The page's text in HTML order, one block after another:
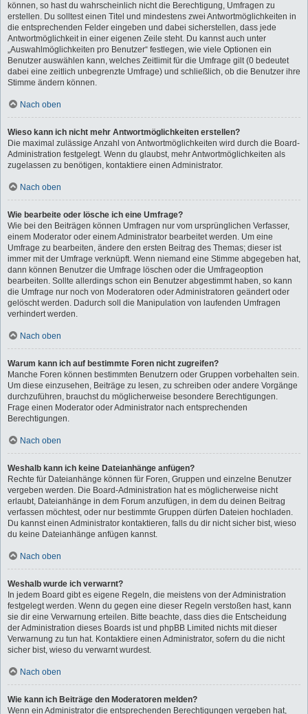
können, so hast du wahrscheinlich nicht die Berechtigung, Umfragen zu
erstellen. Du solltest einen Titel und mindestens zwei Antwortmöglichkeiten in
die entsprechenden Felder eingeben und dabei sicherstellen, dass jede
Antwortmöglichkeit in einer eigenen Zeile steht. Du kannst auch unter
„Auswahlmöglichkeiten pro Benutzer“ festlegen, wie viele Optionen ein
Benutzer auswählen kann, welches Zeitlimit für die Umfrage gilt (0 bedeutet
dabei eine zeitlich unbegrenzte Umfrage) und schließlich, ob die Benutzer ihre
Stimme ändern können.
Nach oben
Wieso kann ich nicht mehr Antwortmöglichkeiten erstellen?
Die maximal zulässige Anzahl von Antwortmöglichkeiten wird durch die Board-
Administration festgelegt. Wenn du glaubst, mehr Antwortmöglichkeiten als
zugelassen zu benötigen, kontaktiere einen Administrator.
Nach oben
Wie bearbeite oder lösche ich eine Umfrage?
Wie bei den Beiträgen können Umfragen nur vom ursprünglichen Verfasser,
einem Moderator oder einem Administrator bearbeitet werden. Um eine
Umfrage zu bearbeiten, ändere den ersten Beitrag des Themas; dieser ist
immer mit der Umfrage verknüpft. Wenn niemand eine Stimme abgegeben hat,
dann können Benutzer die Umfrage löschen oder die Umfrageoption
bearbeiten. Sollte allerdings schon ein Benutzer abgestimmt haben, so kann
die Umfrage nur noch von Moderatoren oder Administratoren geändert oder
gelöscht werden. Dadurch soll die Manipulation von laufenden Umfragen
verhindert werden.
Nach oben
Warum kann ich auf bestimmte Foren nicht zugreifen?
Manche Foren können bestimmten Benutzern oder Gruppen vorbehalten sein.
Um diese einzusehen, Beiträge zu lesen, zu schreiben oder andere Vorgänge
durchzuführen, brauchst du möglicherweise besondere Berechtigungen.
Frage einen Moderator oder Administrator nach entsprechenden
Berechtigungen.
Nach oben
Weshalb kann ich keine Dateianhänge anfügen?
Rechte für Dateianhänge können für Foren, Gruppen und einzelne Benutzer
vergeben werden. Die Board-Administration hat es möglicherweise nicht
erlaubt, Dateianhänge in dem Forum anzufügen, in dem du deinen Beitrag
verfassen möchtest, oder nur bestimmte Gruppen dürfen Dateien hochladen.
Du kannst einen Administrator kontaktieren, falls du dir nicht sicher bist, wieso
du keine Dateianhänge anfügen kannst.
Nach oben
Weshalb wurde ich verwarnt?
In jedem Board gibt es eigene Regeln, die meistens von der Administration
festgelegt werden. Wenn du gegen eine dieser Regeln verstoßen hast, kann
sie dir eine Verwarnung erteilen. Bitte beachte, dass dies die Entscheidung
der Administration dieses Boards ist und phpBB Limited nichts mit dieser
Verwarnung zu tun hat. Kontaktiere einen Administrator, sofern du die nicht
sicher bist, wieso du verwarnt wurdest.
Nach oben
Wie kann ich Beiträge den Moderatoren melden?
Wenn ein Administrator die entsprechenden Berechtigungen vergeben hat,